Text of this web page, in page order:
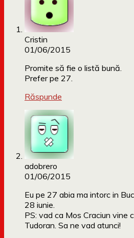
Cristin
01/06/2015
Promite să fie o listă bună.
Prefer pe 27.
Răspunde
adobrero
01/06/2015
Eu pe 27 abia ma intorc in
28 iunie.
PS: vad ca Mos Craciun vine
Tudoran. Sa ne vad atunci!